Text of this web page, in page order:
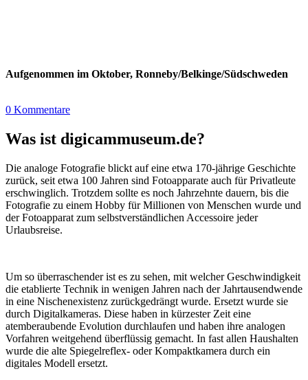
Aufgenommen im Oktober, Ronneby/Belkinge/Südschweden
0 Kommentare
Was ist digicammuseum.de?
Die analoge Fotografie blickt auf eine etwa 170-jährige Geschichte
zurück, seit etwa 100 Jahren sind Fotoapparate auch für Privatleute
erschwinglich. Trotzdem sollte es noch Jahrzehnte dauern, bis die
Fotografie zu einem Hobby für Millionen von Menschen wurde und
der Fotoapparat zum selbstverständlichen Accessoire jeder
Urlaubsreise.
Um so überraschender ist es zu sehen, mit welcher Geschwindigkeit
die etablierte Technik in wenigen Jahren nach der Jahrtausendwende
in eine Nischenexistenz zurückgedrängt wurde. Ersetzt wurde sie
durch Digitalkameras. Diese haben in kürzester Zeit eine
atemberaubende Evolution durchlaufen und haben ihre analogen
Vorfahren weitgehend überflüssig gemacht. In fast allen Haushalten
wurde die alte Spiegelreflex- oder Kompaktkamera durch ein
digitales Modell ersetzt.